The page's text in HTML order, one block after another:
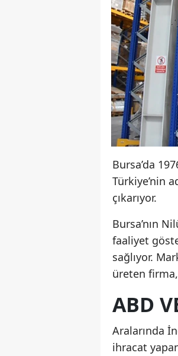
Bursa’da
Türkiye’nin
çıkarıyor.
Bursa’nın
faaliyet
sağlıyor.
üreten
ABD
Aralarında
ihracat